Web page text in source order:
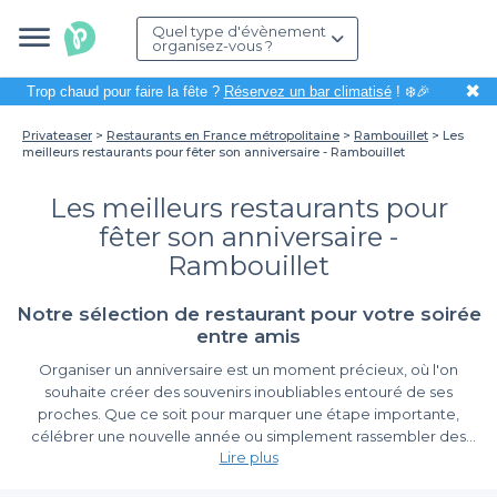
Quel type d'évènement
organisez-vous ?
Trop chaud pour faire la fête ? Réservez un bar climatisé! ❄️🎉 ✖
Privateaser Restaurants en France métropolitaine Rambouillet
Les
meilleurs restaurants pour fêter son anniversaire - Rambouillet
Les meilleurs restaurants pour
fêter son anniversaire -
Rambouillet
Notre sélection de restaurant pour votre soirée
entre amis
Organiser un anniversaire est un moment précieux, où l'on
souhaite créer des souvenirs inoubliables entouré de ses
proches. Que ce soit pour marquer une étape importante,
célébrer une nouvelle année ou simplement rassembler des
amis et la famille, choisir le bon restaurant à Rambouillet est
Lire plus